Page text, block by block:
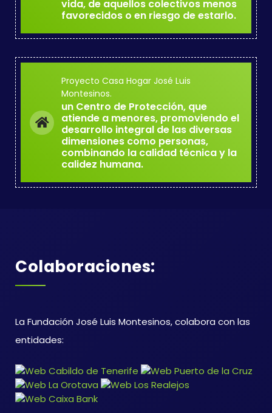
vida, de aquellos colectivos menos
favorecidos o en riesgo de estarlo.
Proyecto Casa Hogar José Luis
Montesinos.
un Centro de Protección, que
atiende a menores, promoviendo el
desarrollo integral de las diversas
dimensiones como personas,
combinando la calidad técnica y la
calidez humana.
Colaboraciones:
La Fundación José Luis Montesinos, colabora con las
entidades: